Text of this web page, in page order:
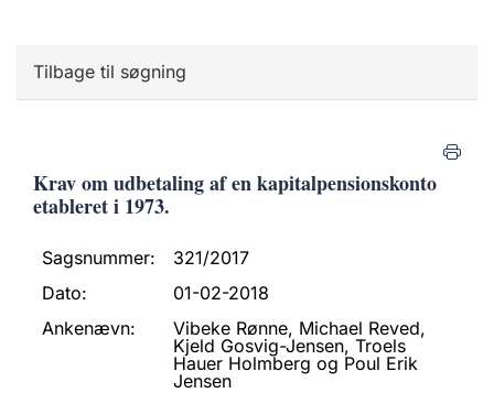
Tilbage til søgning
Krav om udbetaling af en kapitalpensionskonto
etableret i 1973.
Sagsnummer:
321/2017
Dato:
01-02-2018
Ankenævn:
Vibeke Rønne, Michael Reved,
Kjeld Gosvig-Jensen, Troels
Hauer Holmberg og Poul Erik
Jensen